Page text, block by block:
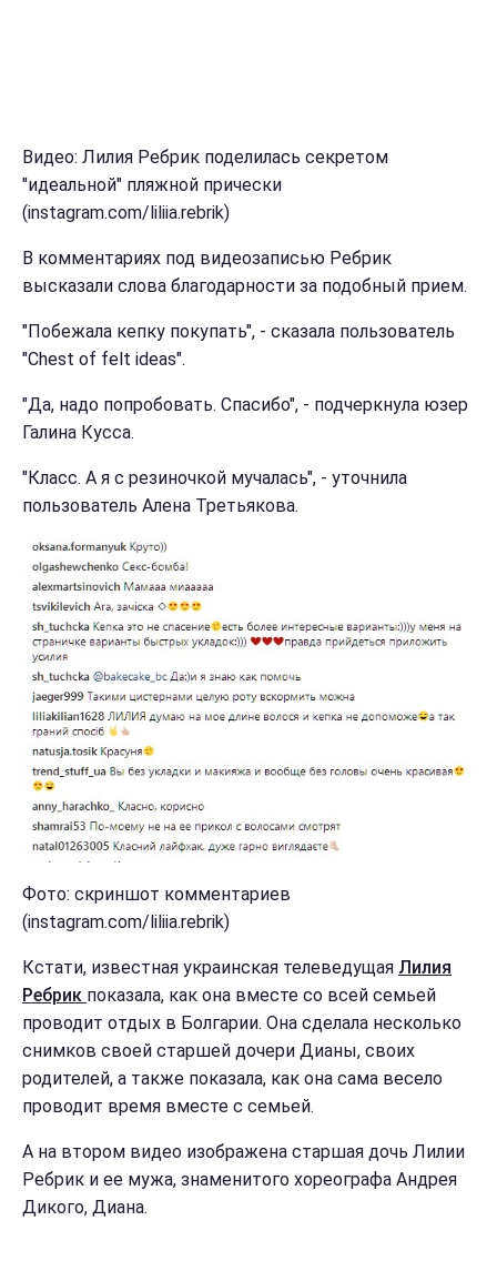
Видео: Лилия Ребрик поделилась секретом
"идеальной" пляжной прически
(instagram.com/liliia.rebrik)
В комментариях под видеозаписью Ребрик
высказали слова благодарности за подобный прием.
"Побежала кепку покупать", - сказала пользователь
"Chest of felt ideas".
"Да, надо попробовать. Спасибо", - подчеркнула юзер
Галина Кусса.
"Класс. А я с резиночкой мучалась", - уточнила
пользователь Алена Третьякова.
Фото: скриншот комментариев
(instagram.com/liliia.rebrik)
Кстати, известная украинская телеведущая Лилия
Ребрик показала, как она вместе со всей семьей
проводит отдых в Болгарии. Она сделала несколько
снимков своей старшей дочери Дианы, своих
родителей, а также показала, как она сама весело
проводит время вместе с семьей.
А на втором видео изображена старшая дочь Лилии
Ребрик и ее мужа, знаменитого хореографа Андрея
Дикого, Диана.